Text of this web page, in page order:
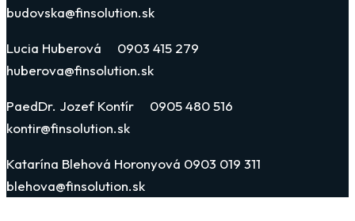
budovska@finsolution.sk
Lucia Huberová 0903 415 279
huberova@finsolution.sk
PaedDr. Jozef Kontír 0905 480 516
kontir@finsolution.sk
Katarína Blehová Horonyová 0903 019 311
blehova@finsolution.sk